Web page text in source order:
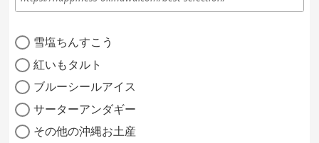
雪塩ちんすこう
紅いもタルト
ブルーシールアイス
サーターアンダギー
その他の沖縄お土産